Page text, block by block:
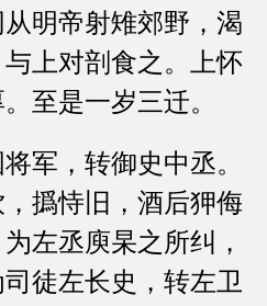
从明帝射雉郊野，渴
上对剖食之。上怀
至是一岁三迁。
军，转御史中丞。
撝恃旧，酒后狎侮
左丞庾杲之所纠，
徒左长史，转左卫